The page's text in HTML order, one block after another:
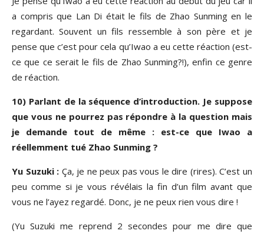
a compris que Lan Di était le fils de Zhao Sunming en le
regardant. Souvent un fils ressemble à son père et je
pense que c’est pour cela qu’Iwao a eu cette réaction (est-
ce que ce serait le fils de Zhao Sunming?!), enfin ce genre
de réaction.
10) Parlant de la séquence d’introduction. Je suppose
que vous ne pourrez pas répondre à la question mais
je demande tout de même : est-ce que Iwao a
réellemment tué Zhao Sunming ?
Yu Suzuki : Ça, je ne peux pas vous le dire (rires). C’est un
peu comme si je vous révélais la fin d’un film avant que
vous ne l’ayez regardé. Donc, je ne peux rien vous dire !
(Yu Suzuki me reprend 2 secondes pour me dire que